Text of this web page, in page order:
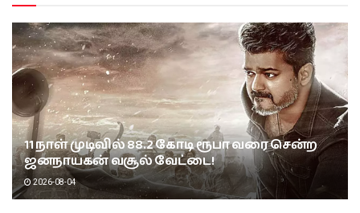
11 நாள் முடிவில் 88.2 கோடி ரூபா வரை சென்ற
ஜனநாயகன் வசூல் வேட்டை!
2026-08-04